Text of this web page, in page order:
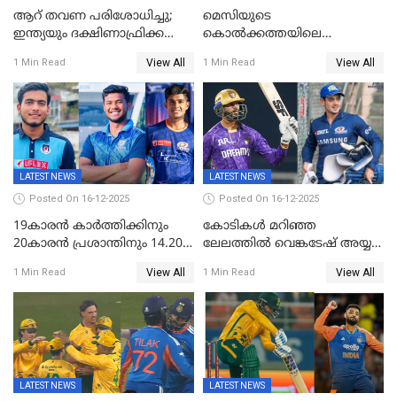
ആറ് തവണ പരിശോധിച്ചു;
ഇന്ത്യയും ദക്ഷിണാഫ്രിക്കയും
ഉപേക്ഷിച്ചു
1 Min Read View All
മെസിയുടെ
കൊൽക്കത്തയിലെ
സംഘർഷം: കായിക മന്ത്രി
അരൂപ് ബിശ്വാസ് രാജിവച്ചു
1 Min Read View All
LATEST NEWS
Posted On 16-12-2025
19കാരൻ കാർത്തിക്കിനും
20കാരൻ പ്രശാന്തിനും 14.20
കോടിക്ക് ഡൽഹിയിൽ;
മലയാളി താരം വിഘ്നേഷ്
പുത്തുർ രാജസ്ഥാനിൽ
1 Min Read View All
LATEST NEWS
Posted On 16-12-2025
കോടികൾ മറിഞ്ഞ
ലേലത്തിൽ വെങ്കടേഷ് അയ്യര്‍
ബംഗളൂരുവില്‍; ക്വിന്റണ്‍ ഡി
കോക്ക് മുംബൈ
ഇന്ത്യന്‍സില്‍; 25കോടിക്ക്
കാമറൂൺ ഗ്രീൻ
കൊൽക്കത്തയിൽ
1 Min Read View All
LATEST NEWS LATEST NEWS